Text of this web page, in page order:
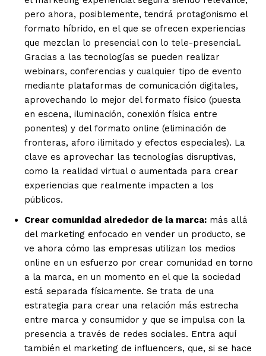
pero ahora, posiblemente, tendrá protagonismo el
formato híbrido, en el que se ofrecen experiencias
que mezclan lo presencial con lo tele-presencial.
Gracias a las tecnologías se pueden realizar
webinars, conferencias y cualquier tipo de evento
mediante plataformas de comunicación digitales,
aprovechando lo mejor del formato físico (puesta
en escena, iluminación, conexión física entre
ponentes) y del formato online (eliminación de
fronteras, aforo ilimitado y efectos especiales). La
clave es aprovechar las tecnologías disruptivas,
como la realidad virtual o aumentada para crear
experiencias que realmente impacten a los
públicos.
Crear comunidad alrededor de la marca: más allá
del marketing enfocado en vender un producto, se
ve ahora cómo las empresas utilizan los medios
online en un esfuerzo por crear comunidad en torno
a la marca, en un momento en el que la sociedad
está separada físicamente. Se trata de una
estrategia para crear una relación más estrecha
entre marca y consumidor y que se impulsa con la
presencia a través de redes sociales. Entra aquí
también el marketing de influencers, que, si se hace